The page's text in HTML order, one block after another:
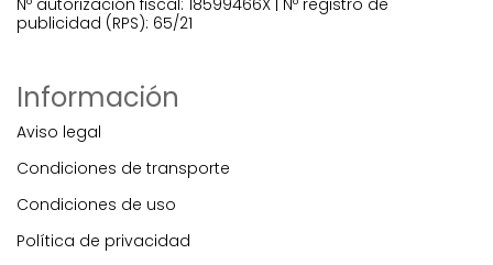
Nº autorización fiscal: 18599466X | Nº registro de
publicidad (RPS): 65/21
Información
Aviso legal
Condiciones de transporte
Condiciones de uso
Política de privacidad